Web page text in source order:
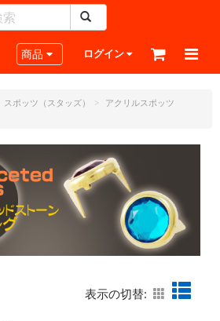
Toggle navigation
商品 ログイン
スポッツ（スタッズ）
アクリルスポッツ
表示の切替: